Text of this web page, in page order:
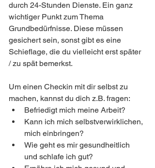
durch 24-Stunden Dienste. Ein ganz
wichtiger Punkt zum Thema
Grundbedürfnisse. Diese müssen
gesichert sein, sonst gibt es eine
Schieflage, die du vielleicht erst später
/ zu spät bemerkst.
Um einen Checkin mit dir selbst zu
machen, kannst du dich z.B. fragen:
Befriedigt mich meine Arbeit?
Kann ich mich selbstverwirklichen,
mich einbringen?
Wie geht es mir gesundheitlich
und schlafe ich gut?